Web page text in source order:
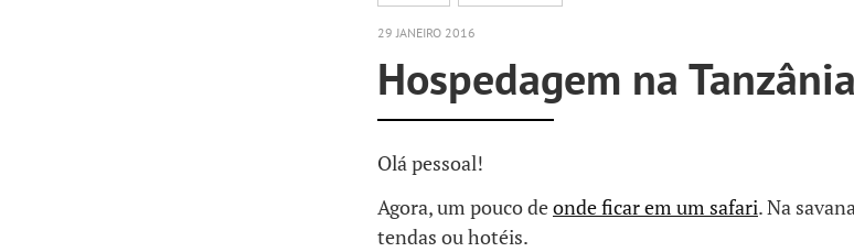
29 JANEIRO 2016
Hospedagem na Tanzânia
Olá pessoal!
Agora, um pouco deonde ficar em um safari. Na
tendas ou hotéis.